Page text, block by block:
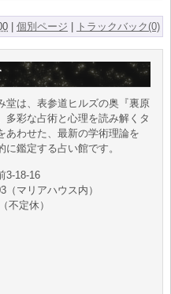
|個別ページ トラックバック(0)
堂は、表参道ヒルズの奥『裏原
多彩な占術と心理を読み解くタ
あわせた、最新の学術理論を
に鑑定する占い館です。
3-18-16
（マリアハウス内）
不定休）